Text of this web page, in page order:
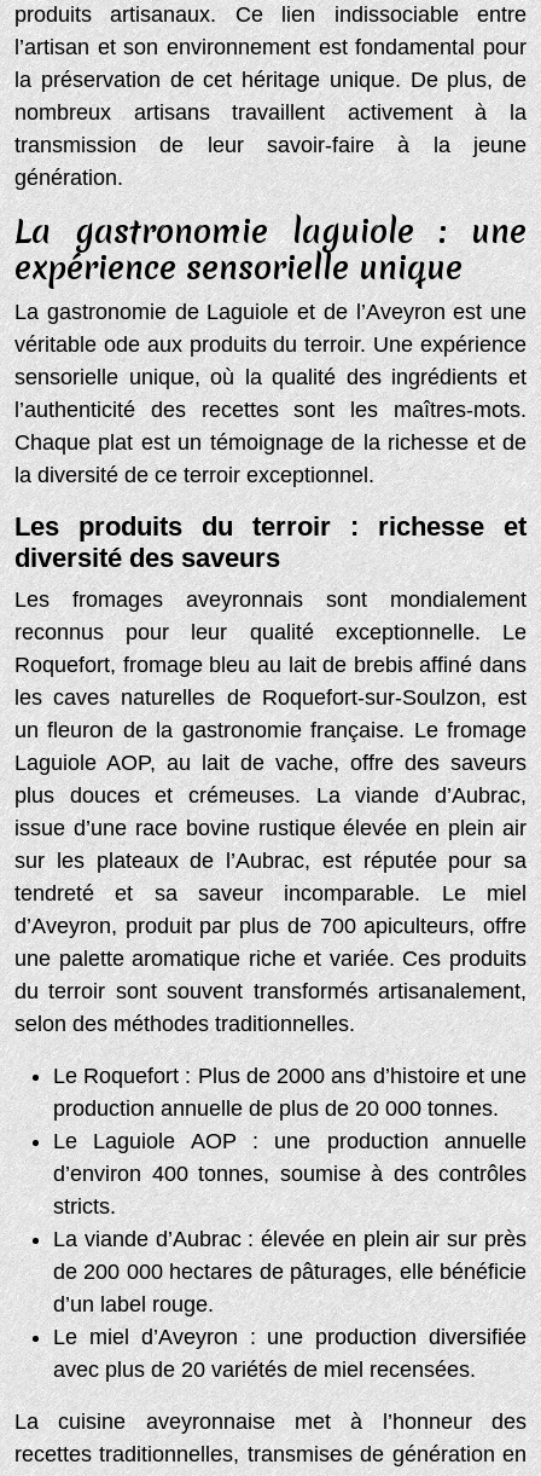
produits artisanaux. Ce lien indissociable entre
l’artisan et son environnement est fondamental pour
la préservation de cet héritage unique. De plus, de
nombreux artisans travaillent activement à la
transmission de leur savoir-faire à la jeune
génération.
La gastronomie laguiole : une
expérience sensorielle unique
La gastronomie de Laguiole et de l’Aveyron est une
véritable ode aux produits du terroir. Une expérience
sensorielle unique, où la qualité des ingrédients et
l’authenticité des recettes sont les maîtres-mots.
Chaque plat est un témoignage de la richesse et de
la diversité de ce terroir exceptionnel.
Les produits du terroir : richesse et
diversité des saveurs
Les fromages aveyronnais sont mondialement
reconnus pour leur qualité exceptionnelle. Le
Roquefort, fromage bleu au lait de brebis affiné dans
les caves naturelles de Roquefort-sur-Soulzon, est
un fleuron de la gastronomie française. Le fromage
Laguiole AOP, au lait de vache, offre des saveurs
plus douces et crémeuses. La viande d’Aubrac,
issue d’une race bovine rustique élevée en plein air
sur les plateaux de l’Aubrac, est réputée pour sa
tendreté et sa saveur incomparable. Le miel
d’Aveyron, produit par plus de 700 apiculteurs, offre
une palette aromatique riche et variée. Ces produits
du terroir sont souvent transformés artisanalement,
selon des méthodes traditionnelles.
Le Roquefort : Plus de 2000 ans d’histoire et une
production annuelle de plus de 20 000 tonnes.
Le Laguiole AOP : une production annuelle
d’environ 400 tonnes, soumise à des contrôles
stricts.
La viande d’Aubrac : élevée en plein air sur près
de 200 000 hectares de pâturages, elle bénéficie
d’un label rouge.
Le miel d’Aveyron : une production diversifiée
avec plus de 20 variétés de miel recensées.
La cuisine aveyronnaise met à l’honneur des
recettes traditionnelles, transmises de génération en